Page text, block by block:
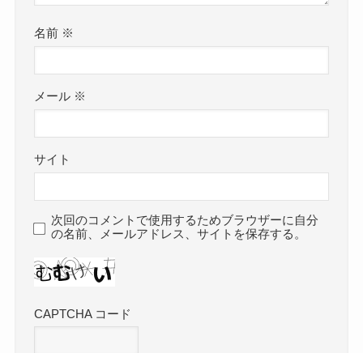
名前 ※
メール ※
サイト
次回のコメントで使用するためブラウザーに自分
の名前、メールアドレス、サイトを保存する。
CAPTCHA コード